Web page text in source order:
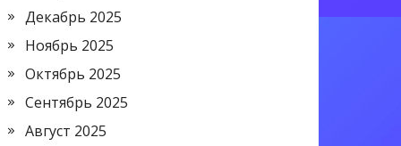
Декабрь 2025
Ноябрь 2025
Октябрь 2025
Сентябрь 2025
Август 2025